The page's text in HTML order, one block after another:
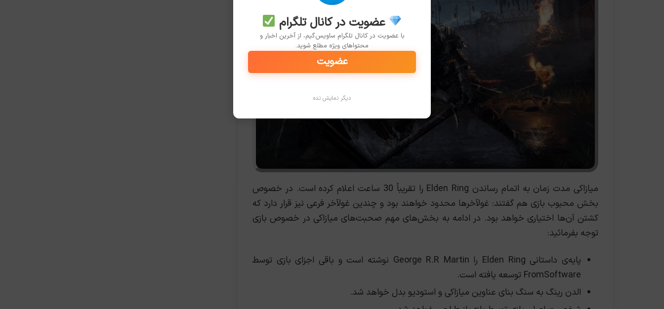
میازاکی مدت زمان به اتمام رساندن Elden Ring را تقریباً 30 ساعت اعلام کرده است. در خصوص
بخش محبوب بازی هم گفتند: غولآخرها محدود خواهند بود و چندین غولآخر فرعی نیز قرار دارد که
کشتن آن‌ها اختیاری خواهد بود. در ادامه به بخش‌های مهم صحبت‌های میازاکی در خصوص بازی
توجه بفرمائید:
پایه‌ی داستانی Elden Ring را George R.R Martin نوشته است و باقی اجزای بازی توسط
FromSoftware توسعه یافته است.
الدن رینگ به سنگ بنای عناوین میازاکی و استودیو بدل خواهد شد.
عضویت در کانال تلگرام
با عضویت در کانال تلگرام ساویس‌گیم، از آخرین اخبار و
محتواهای ویژه مطلع شوید.
عضویت
دیگر نمایش نده